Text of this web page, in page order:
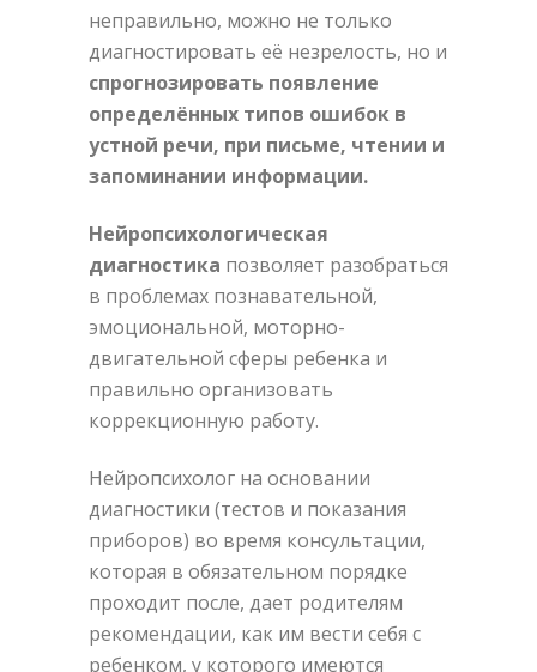
неправильно, можно не только
диагностировать её незрелость, но и
спрогнозировать появление
определённых типов ошибок в
устной речи, при письме, чтении и
запоминании информации.
Нейропсихологическая
диагностика позволяет разобраться
в проблемах познавательной,
эмоциональной, моторно-
двигательной сферы ребенка и
правильно организовать
коррекционную работу.
Нейропсихолог на основании
диагностики (тестов и показания
приборов) во время консультации,
которая в обязательном порядке
проходит после, дает родителям
рекомендации, как им вести себя с
ребенком, у которого имеются